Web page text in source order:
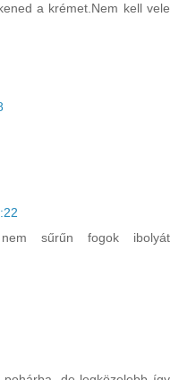
a krémet.Nem kell vele
sűrűn fogok ibolyát